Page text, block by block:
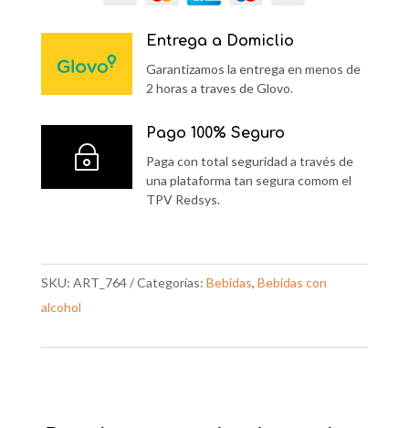
Entrega a Domiclio
Garantizamos la entrega en menos de
2 horas a traves de Glovo.
~
Pago 100% Seguro
Paga con total seguridad a través de
una plataforma tan segura comom el
TPV Redsys.
SKU: ART_764 Categorías: Bebidas, Bebidas con
alcohol